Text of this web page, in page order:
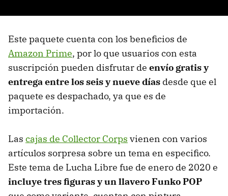
Este paquete cuenta con los beneficios de
Amazon Prime, por lo que usuarios con esta
suscripción pueden disfrutar de envío gratis y
entrega entre los seis y nueve días desde que el
paquete es despachado, ya que es de
importación.
Las cajas de Collector Corps vienen con varios
artículos sorpresa sobre un tema en especifico.
Este tema de Lucha Libre fue de enero de 2020 e
incluye tres figuras y un llavero Funko POP